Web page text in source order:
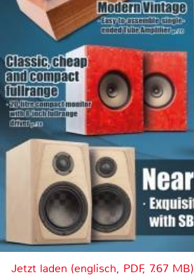
Jetzt laden (englisch, PDF, 7.67 MB)